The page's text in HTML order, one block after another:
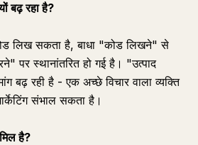
बढ़ रहा है?
लिख सकता है, बाधा "कोड लिखने" से
पर स्थानांतरित हो गई है। "उत्पाद
बढ़ रही है - एक अच्छे विचार वाला व्यक्ति
संभाल सकता है।
है?